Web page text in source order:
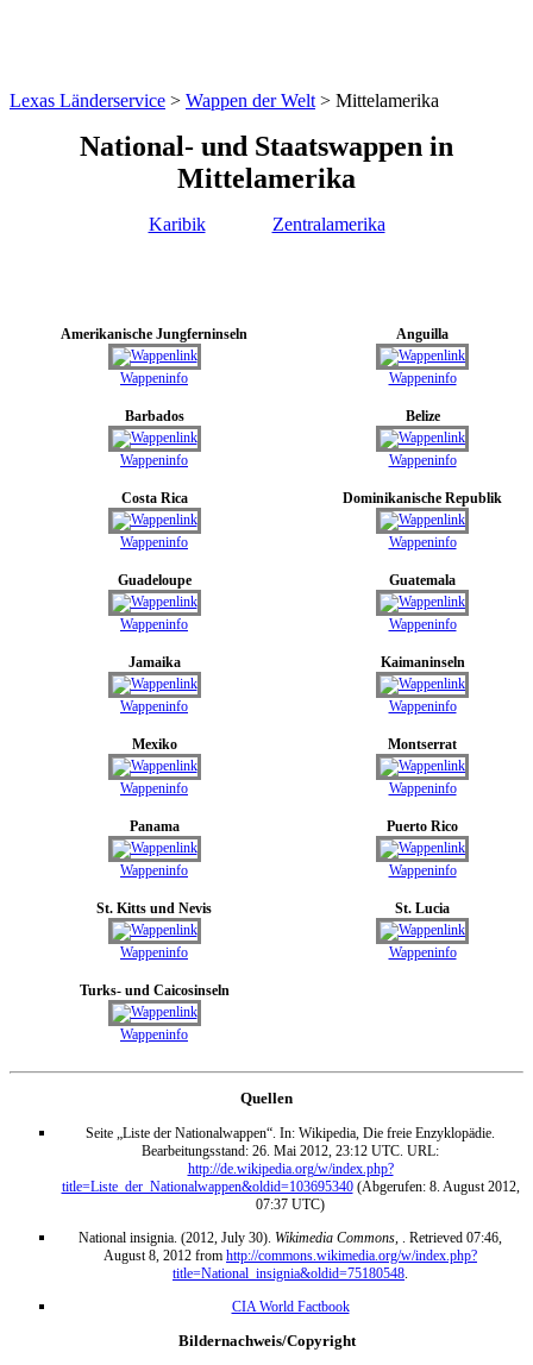
Lexas Länderservice > Wappen der Welt > Mittelamerika
National- und Staatswappen in
Mittelamerika
Karibik Zentralamerika
Amerikanische Jungferninseln
Wappeninfo
Anguilla
Wappeninfo
Barbados
Wappeninfo
Belize
Wappeninfo
Costa Rica
Wappeninfo
Dominikanische Republik
Wappeninfo
Guadeloupe
Wappeninfo
Guatemala
Wappeninfo
Jamaika
Wappeninfo
Kaimaninseln
Wappeninfo
Mexiko
Wappeninfo
Montserrat
Wappeninfo
Panama
Wappeninfo
Puerto Rico
Wappeninfo
St. Kitts und Nevis
Wappeninfo
St. Lucia
Wappeninfo
Turks- und Caicosinseln
Wappeninfo
Quellen
Seite „Liste der Nationalwappen“. In: Wikipedia, Die freie Enzyklopädie.
Bearbeitungsstand: 26. Mai 2012, 23:12 UTC. URL:
http://de.wikipedia.org/w/index.php?
title=Liste_der_Nationalwappen&oldid=103695340(Abgerufen: 8. August 2012,
07:37 UTC)
National insignia. (2012, July 30). Wikimedia Commons,
. Retrieved 07:46,
August 8, 2012 from http://commons.wikimedia.org/w/index.php?
title=National_insignia&oldid=75180548
CIA World Factbook
Bildernachweis/Copyright